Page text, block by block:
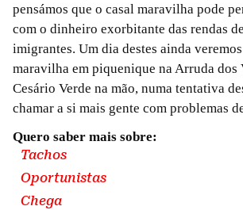
pensámos que o casal maravilha pode
com o dinheiro exorbitante das rendas
imigrantes. Um dia destes ainda
maravilha em piquenique na Arruda dos
Cesário Verde na mão, numa tentativa
chamar a si mais gente com problemas
Quero saber mais sobre:
Tachos
Oportunistas
Chega